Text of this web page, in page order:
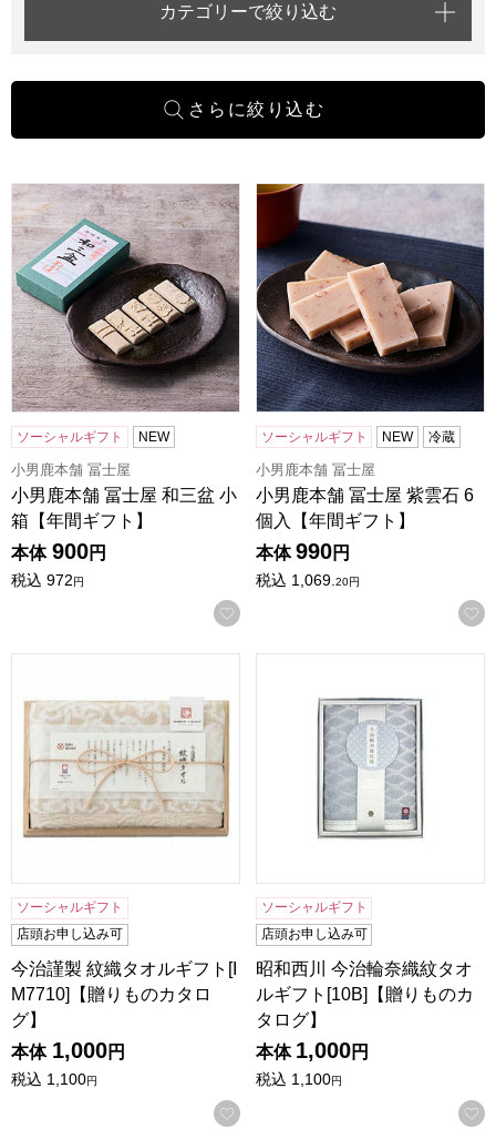
カテゴリーで絞り込む
小男鹿本舗 冨士屋 和三盆 小箱【年間ギフト】
ソーシャルギフト NEW
小男鹿本舗 冨士屋
小男鹿本舗 冨士屋 和三盆 小
箱【年間ギフト】
本体 900円
税込 972円
お気に入りに登録する
小男鹿本舗 冨士屋 紫雲石 6
ソーシャルギフト NEW 冷蔵
小男鹿本舗 冨士屋
小男鹿本舗 冨士屋 紫雲石 6
個入【年間ギフト】
本体 990円
税込 1,069. 20円
ソーシャルギフト
店頭お申し込み可
今治謹製 紋織タオルギフト[I
M7710]【贈りものカタロ
グ】
本体 1,000円
税込 1,100円
お気に入りに登録する
ソーシャルギフト
店頭お申し込み可
昭和西川 今治輪奈織紋タオ
ルギフト[10B]【贈りものカ
タログ】
本体 1,000円
税込 1,100円